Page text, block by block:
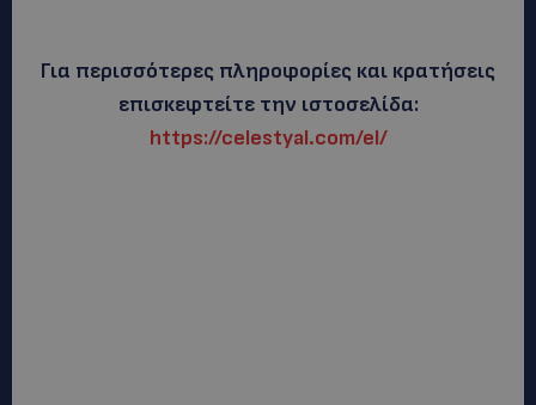
Για περισσότερες πληροφορίες και κρατήσεις
επισκεφτείτε την ιστοσελίδα:
https://celestyal.com/el/